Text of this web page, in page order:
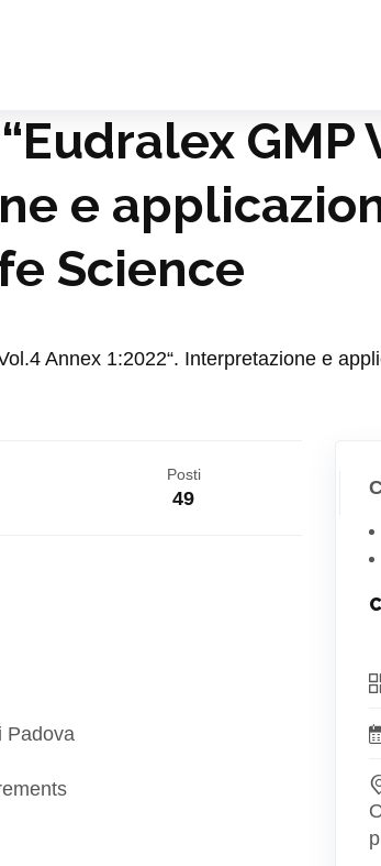
GMP
e
Science
Annex 1:2022“. Interpretazione e
Posti
49
Padova